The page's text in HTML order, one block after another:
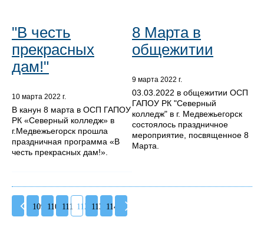
"В честь
прекрасных
дам!"
10 марта 2022 г.
В канун 8 марта в ОСП ГАПОУ
РК «Северный колледж» в
г.Медвежьегорск прошла
праздничная программа «В
честь прекрасных дам!».
8 Марта в
общежитии
9 марта 2022 г.
03.03.2022 в общежитии ОСП
ГАПОУ РК "Северный
колледж" в г. Медвежьегорск
состоялось праздничное
мероприятие, посвященное 8
Марта.
109 110 111 112 113 114